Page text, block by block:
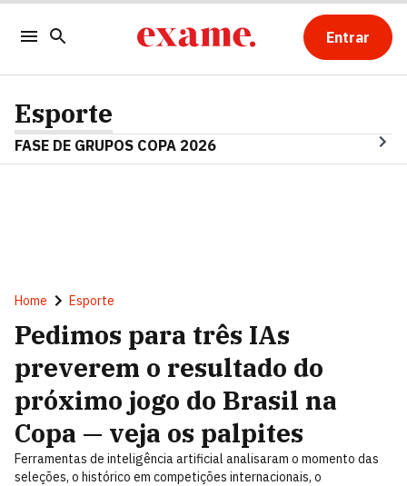
Entrar
Esporte
FASE DE GRUPOS COPA 2026
Home Esporte
Pedimos para três IAs
preverem o resultado do
próximo jogo do Brasil na
Copa — veja os palpites
Ferramentas de inteligência artificial analisaram o momento das
seleções, o histórico em competições internacionais, o